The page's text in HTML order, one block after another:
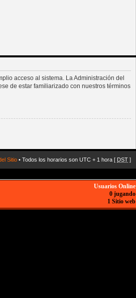
acceso al sistema. La Administración del
de estar familiarizado con nuestros términos
Sitio • Todos los horarios son UTC + 1 hora [ DST ]
Usuarios Online
0 jugando
1 Sitio web